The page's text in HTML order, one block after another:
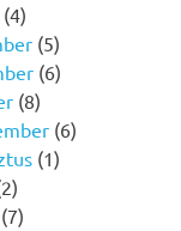
(5)
(6)
(8)
(6)
(1)